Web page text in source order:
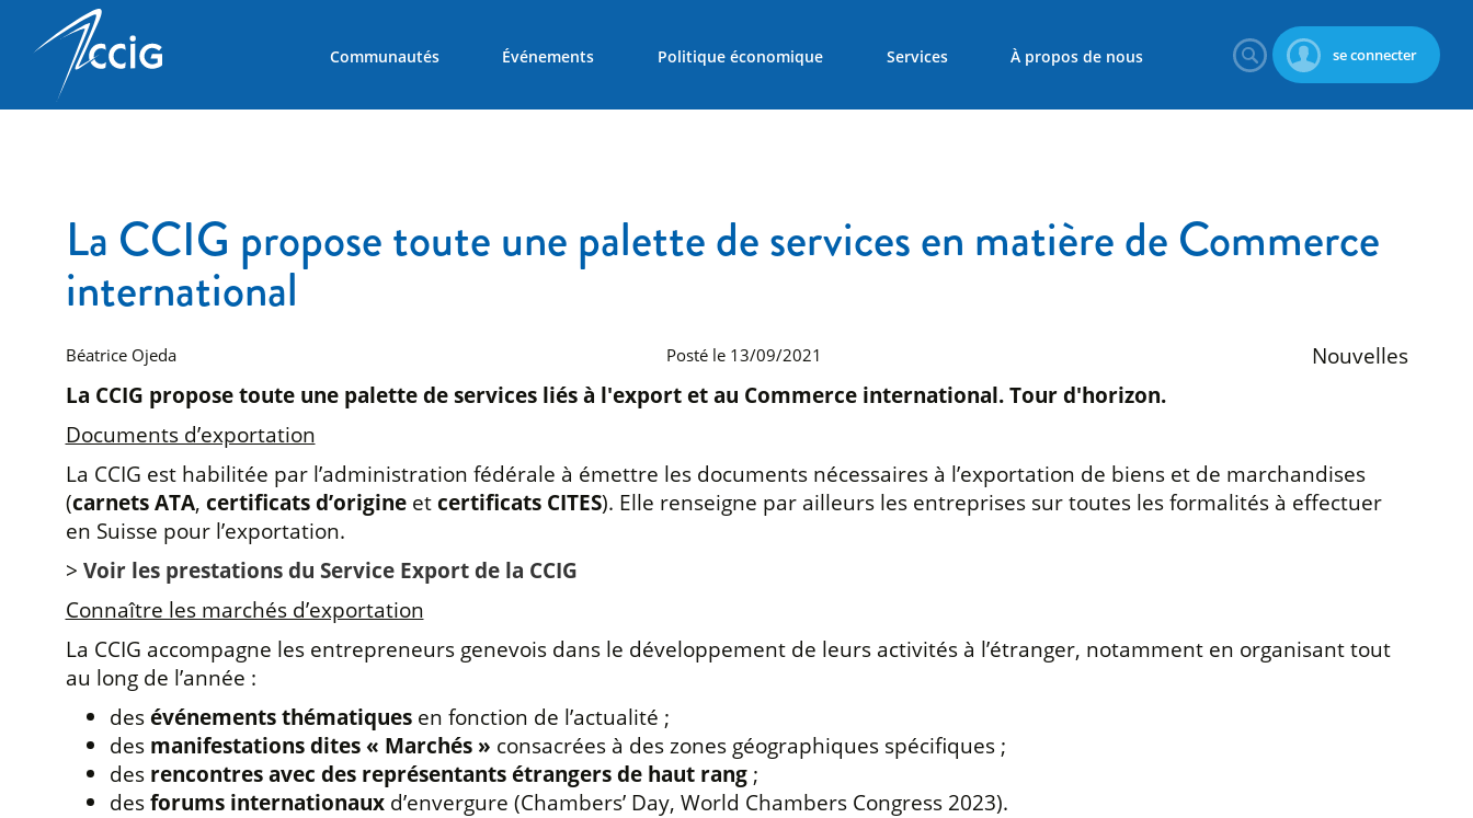
se connecter
Communautés Événements Politique économique Services À propos de nous
La CCIG propose toute une palette de services en matière de Commerce
international
Béatrice Ojeda Posté le 13/09/2021
Nouvelles
La CCIG propose toute une palette de services liés à l'export et au Commerce international. Tour d'horizon.
Documents d’exportation
La CCIG est habilitée par l’administration fédérale à émettre les documents nécessaires à l’exportation de biens et de marchandises
(carnets ATA, certificats d’origineetcertificats CITES). Elle renseigne par ailleurs les entreprises sur toutes les formalités à effectuer
en Suisse pour l’exportation.
> Voir les prestations du Service Export de la CCIG
Connaître les marchés d’exportation
La CCIG accompagne les entrepreneurs genevois dans le développement de leurs activités à l’étranger, notamment en organisant tout
au long de l’année :
desévénements thématiquesen fonction de l’actualité ;
des manifestations dites « Marchés » consacrées à des zones géographiques spécifiques ;
des rencontres avec des représentants étrangers de haut rang ;
desforums internationauxd’envergure (Chambers’ Day, World Chambers Congress 2023).